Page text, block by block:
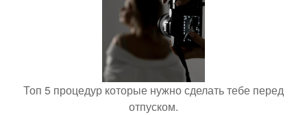
Топ 5 процедур которые нужно сделать тебе перед
отпуском.